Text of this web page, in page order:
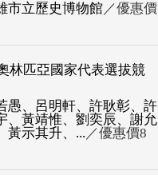
市立歷史博物館／優惠價
林匹亞國家代表選拔競
愚、呂明軒、許耿彰、許
、黃靖惟、劉奕辰、謝允
黃示其升、... ／優惠價8